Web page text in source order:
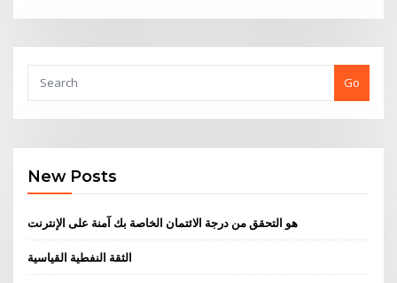
Go
New Posts
هو التحقق من درجة الائتمان الخاصة بك آمنة على الإنترنت
الثقة النفطية القياسية